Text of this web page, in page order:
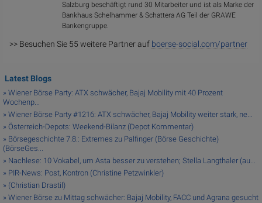
Salzburg beschäftigt rund 30 Mitarbeiter und ist als Marke der
Bankhaus Schelhammer & Schattera AG Teil der GRAWE
Bankengruppe.
>> Besuchen Sie 55 weitere Partner auf boerse-social.com/partner
Latest Blogs
» Wiener Börse Party: ATX schwächer, Bajaj Mobility mit 40 Prozent
Wochenp...
» Wiener Börse Party #1216: ATX schwächer, Bajaj Mobility weiter stark, ne...
» Österreich-Depots: Weekend-Bilanz (Depot Kommentar)
» Börsegeschichte 7.8.: Extremes zu Palfinger (Börse Geschichte)
(BörseGes...
» Nachlese: 10 Vokabel, um Asta besser zu verstehen; Stella Langthaler (au...
» PIR-News: Post, Kontron (Christine Petzwinkler)
» (Christian Drastil)
» Wiener Börse zu Mittag schwächer: Bajaj Mobility, FACC und Agrana gesucht